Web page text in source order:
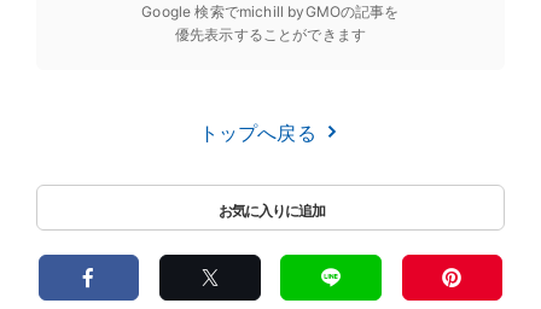
Google 検索でmichill byGMOの記事を
優先表示することができます
トップへ戻る